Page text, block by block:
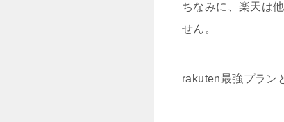
ちなみに、楽天は
せん。
rakuten最強プラン